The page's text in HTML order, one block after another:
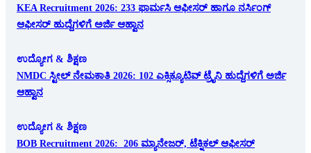
KEA Recruitment 2026: 233 ಫಾರ್ಮಸಿ ಆಫೀಸರ್ ಹಾಗೂ ನರ್ಸಿಂಗ್
ಆಫೀಸರ್ ಹುದ್ದೆಗಳಿಗೆ ಅರ್ಜಿ ಆಹ್ವಾನ
ಉದ್ಯೋಗ & ಶಿಕ್ಷಣ
NMDC ಸ್ಟೀಲ್ ನೇಮಕಾತಿ 2026: 102 ಎಕ್ಸಿಕ್ಯೂಟಿವ್ ಟ್ರೈನಿ ಹುದ್ದೆಗಳಿಗೆ ಅರ್ಜಿ
ಆಹ್ವಾನ
ಉದ್ಯೋಗ & ಶಿಕ್ಷಣ
BOB Recruitment 2026: 206 ಮ್ಯಾನೇಜರ್, ಟೆಕ್ನಿಕಲ್ ಆಫೀಸರ್